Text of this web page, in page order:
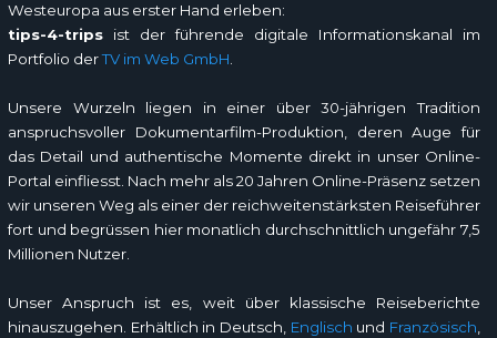
Westeuropa aus erster Hand erleben:
tips-4-trips ist der führende digitale Informationskanal im
Portfolio derTV im Web GmbH
Unsere Wurzeln liegen in einer über 30-jährigen Tradition
anspruchsvoller Dokumentarfilm-Produktion, deren Auge für
das Detail und authentische Momente direkt in unser Online-
Portal einfliesst. Nach mehr als 20 Jahren Online-Präsenz setzen
wir unseren Weg als einer der reichweitenstärksten Reiseführer
fort und begrüssen hier monatlich durchschnittlich ungefähr 7,5
Millionen Nutzer.
Unser Anspruch ist es, weit über klassische Reiseberichte
hinauszugehen. Erhältlich in Deutsch, Englisch und Französisch